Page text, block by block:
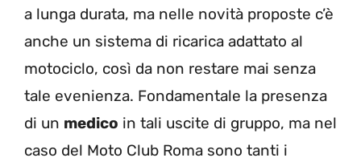
a lunga durata, ma nelle novità proposte c’è
anche un sistema di ricarica adattato al
motociclo, così da non restare mai senza
tale evenienza. Fondamentale la presenza
di un medico in tali uscite di gruppo, ma nel
caso del Moto Club Roma sono tanti i